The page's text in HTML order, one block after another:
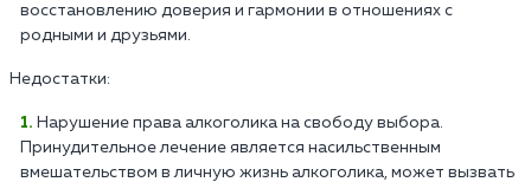
восстановлению доверия и гармонии в отношениях с
родными и друзьями.
Недостатки:
Нарушение права алкоголика на свободу выбора.
Принудительное лечение является насильственным
вмешательством в личную жизнь алкоголика, может вызвать